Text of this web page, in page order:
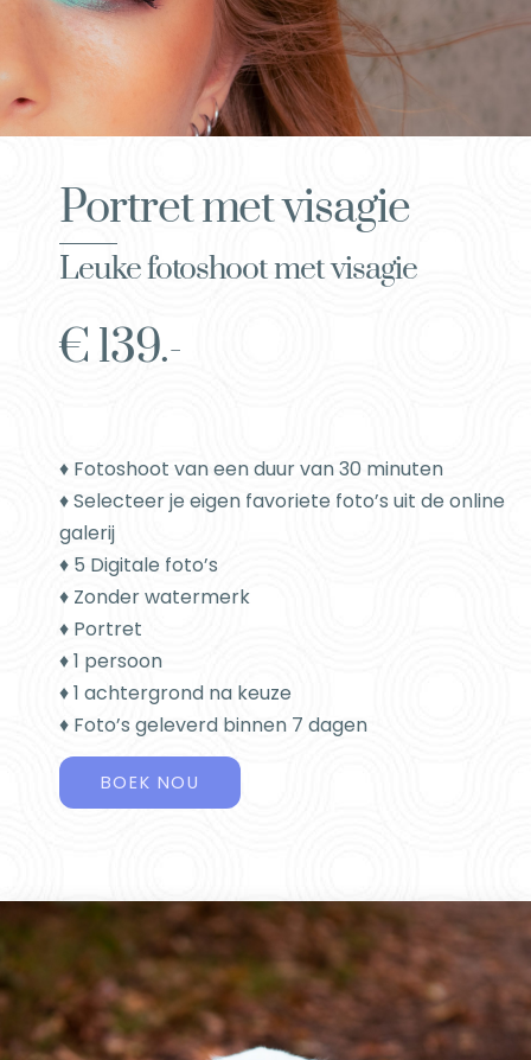
Portret met visagie
Leuke fotoshoot met visagie
€ 139.-
♦ Fotoshoot van een duur van 30 minuten
♦ Selecteer je eigen favoriete foto’s uit de online
galerij
♦ 5 Digitale foto’s
♦ Zonder watermerk
♦ Portret
♦ 1 persoon
♦ 1 achtergrond na keuze
♦ Foto’s geleverd binnen 7 dagen
BOEK NOU